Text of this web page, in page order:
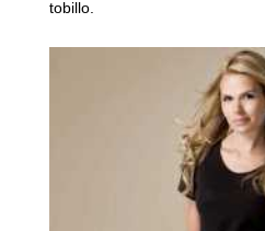
tobillo.